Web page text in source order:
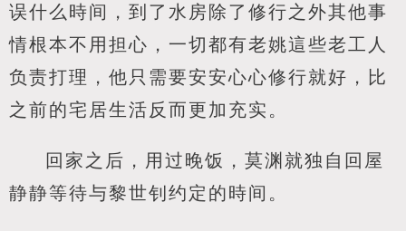
误什么時间，到了水房除了修行之外其他事
情根本不用担心，一切都有老姚這些老工人
负责打理，他只需要安安心心修行就好，比
之前的宅居生活反而更加充实。
回家之后，用过晚饭，莫渊就独自回屋
静静等待与黎世钊约定的時间。